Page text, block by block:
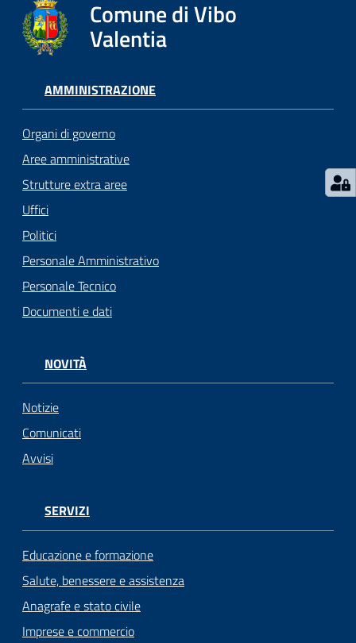
argomenti...
Seguici
su
Comune di Vibo
Valentia
AMMINISTRAZIONE
Organi di governo
Aree amministrative
Strutture extra aree
Uffici
Politici
Personale Amministrativo
Personale Tecnico
Documenti e dati
NOVITÀ
Notizie
Comunicati
Avvisi
SERVIZI
Educazione e formazione
Salute, benessere e assistenza
Anagrafe e stato civile
Imprese e commercio